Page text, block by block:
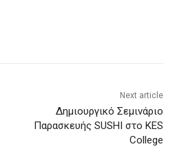
Next article
Δημιουργικό Σεμινάριο
Παρασκευής SUSHI στο KES
College